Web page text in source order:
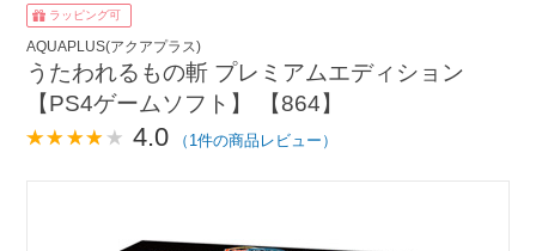
ラッピング可
AQUAPLUS(アクアプラス)
うたわれるもの斬 プレミアムエディション
【PS4ゲームソフト】 【864】
4.0 （1件の商品レビュー）